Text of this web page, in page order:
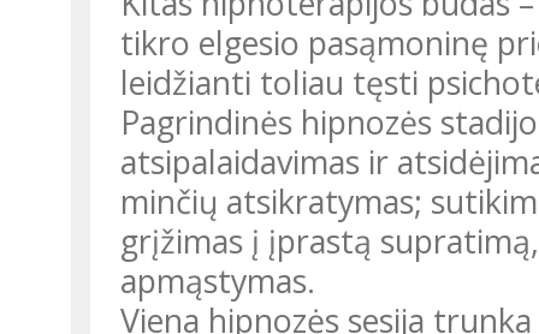
tikro elgesio pasąmoninę
leidžianti toliau tęsti
Pagrindinės hipnozės
atsipalaidavimas ir
minčių atsikratymas;
grįžimas į įprastą
apmąstymas.
Viena hipnozės sesija